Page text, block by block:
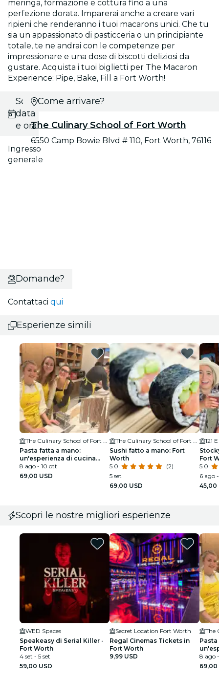
meringa, formazione e cottura fino a una
perfezione dorata. Imparerai anche a creare vari
ripieni che renderanno i tuoi macarons unici. Che tu
sia un appassionato di pasticceria o un principiante
totale, te ne andrai con le competenze per
impressionare e una dose di biscotti deliziosi da
gustare. Acquista i tuoi biglietti per The Macaron
Experience: Pipe, Bake, Fill a Fort Worth!
Scegli
data
e ora
Ingresso
generale
Come arrivare?
The Culinary School of Fort Worth
6550 Camp Bowie Blvd # 110, Fort Worth, 76116
Domande?
Contattaci qui
Esperienze simili
The Culinary School of Fort Worth
Pasta fatta a mano:
un'esperienza di cucina
italiana
8 ago - 10 ott
69,00 USD
The Culinary School of Fort Worth
Sushi fatto a mano: Fort
Worth
5.0
(2)
5 set
69,00 USD
121
Fort
5.0
6 ago
45,00
Scopri le nostre migliori esperienze
WED Spaces
Speakeasy di Serial Killer -
Fort Worth
4 set - 5 set
59,00 USD
Secret Location Fort Worth
Regal Cinemas Tickets in
Fort Worth
9,99 USD
8 ago
69,00